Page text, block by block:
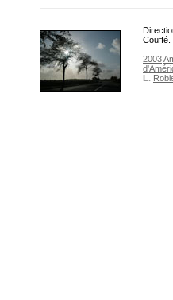
Couffé.
2003
L.